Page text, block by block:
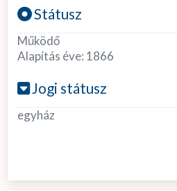
Státusz
Működő
Alapítás éve: 1866
Jogi státusz
egyház